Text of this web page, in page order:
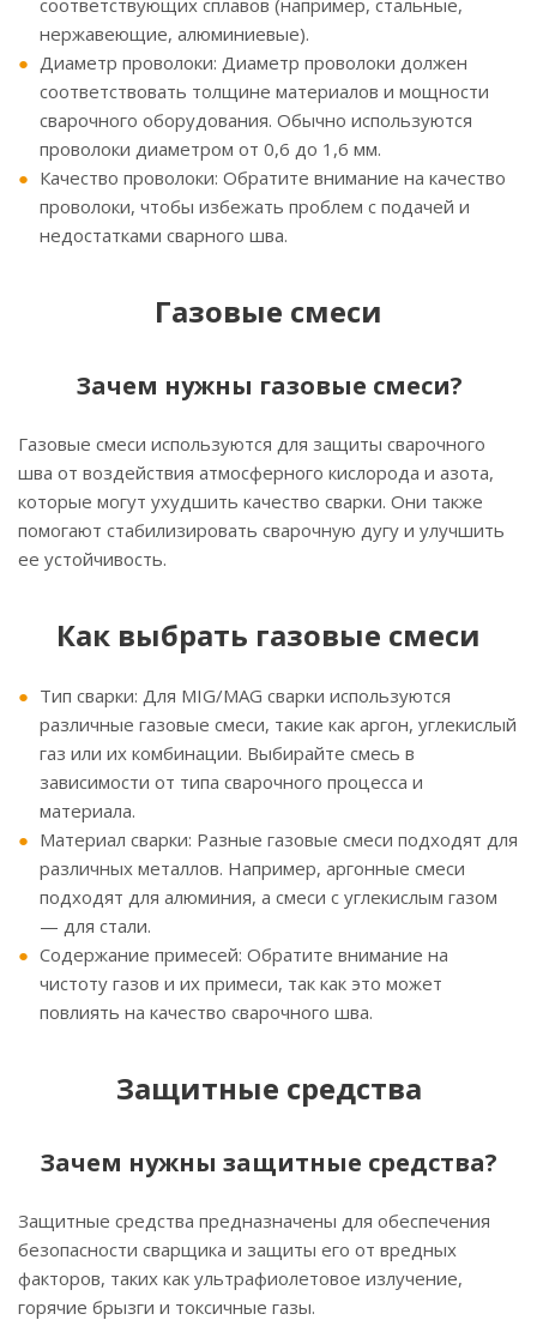
соответствующих сплавов (например, стальные,
нержавеющие, алюминиевые).
Диаметр проволоки: Диаметр проволоки должен
соответствовать толщине материалов и мощности
сварочного оборудования. Обычно используются
проволоки диаметром от 0,6 до 1,6 мм.
Качество проволоки: Обратите внимание на качество
проволоки, чтобы избежать проблем с подачей и
недостатками сварного шва.
Газовые смеси
Зачем нужны газовые смеси?
Газовые смеси используются для защиты сварочного
шва от воздействия атмосферного кислорода и азота,
которые могут ухудшить качество сварки. Они также
помогают стабилизировать сварочную дугу и улучшить
ее устойчивость.
Как выбрать газовые смеси
Тип сварки: Для MIG/MAG сварки используются
различные газовые смеси, такие как аргон, углекислый
газ или их комбинации. Выбирайте смесь в
зависимости от типа сварочного процесса и
материала.
Материал сварки: Разные газовые смеси подходят для
различных металлов. Например, аргонные смеси
подходят для алюминия, а смеси с углекислым газом
— для стали.
Содержание примесей: Обратите внимание на
чистоту газов и их примеси, так как это может
повлиять на качество сварочного шва.
Защитные средства
Зачем нужны защитные средства?
Защитные средства предназначены для обеспечения
безопасности сварщика и защиты его от вредных
факторов, таких как ультрафиолетовое излучение,
горячие брызги и токсичные газы.